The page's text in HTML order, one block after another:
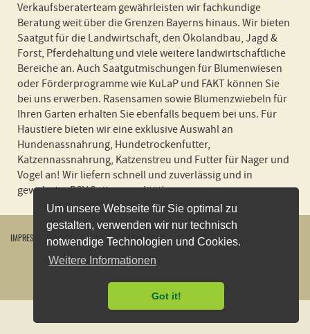
Um unsere Webseite für Sie optimal zu
gestalten, verwenden wir nur technisch
notwendige Technologien und Cookies.
Weitere Informationen
Got it!
Verkaufsberaterteam gewährleisten wir fachkundige
Beratung weit über die Grenzen Bayerns hinaus. Wir bieten
Saatgut für die Landwirtschaft, den Ökolandbau, Jagd &
Forst, Pferdehaltung und viele weitere landwirtschaftliche
Bereiche an. Auch Saatgutmischungen für Blumenwiesen
oder Förderprogramme wie KuLaP und FAKT können Sie
bei uns erwerben. Rasensamen sowie Blumenzwiebeln für
Ihren Garten erhalten Sie ebenfalls bequem bei uns. Für
Haustiere bieten wir eine exklusive Auswahl an
Hundenassnahrung, Hundetrockenfutter,
Katzennassnahrung, Katzenstreu und Futter für Nager und
Vogel an! Wir liefern schnell und zuverlässig und in
gewohnter BSV Spitzenqualität!
IMPRESSUM WIDERRUFSBELEHRUNG DATENSCHUTZERKLÄRUNG
VERSANDKOSTEN
ÖFFNUNGSZEITEN